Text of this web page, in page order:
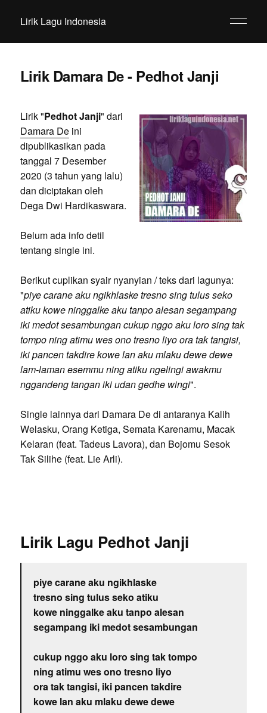
Lirik Lagu Indonesia
Lirik Damara De - Pedhot Janji
Lirik "Pedhot Janji" dari
Damara Deini
dipublikasikan pada
tanggal 7 Desember
2020 (3 tahun yang lalu)
dan diciptakan oleh
Dega Dwi Hardikaswara.
Belum ada info detil
tentang single ini.
Berikut cuplikan syair nyanyian / teks dari lagunya:
"piye carane aku ngikhlaske tresno sing tulus seko
atiku kowe ninggalke aku tanpo alesan segampang
iki medot sesambungan cukup nggo aku loro sing tak
tompo ning atimu wes ono tresno liyo ora tak tangisi,
iki pancen takdire kowe lan aku mlaku dewe dewe
lam-laman esemmu ning atiku ngelingi awakmu
nggandeng tangan iki udan gedhe wingi".
Single lainnya dari Damara De di antaranya Kalih
Welasku, Orang Ketiga, Semata Karenamu, Macak
Kelaran (feat. Tadeus Lavora), dan Bojomu Sesok
Tak Silihe (feat. Lie Arli).
Lirik Lagu Pedhot Janji
piye carane aku ngikhlaske
tresno sing tulus seko atiku
kowe ninggalke aku tanpo alesan
segampang iki medot sesambungan
cukup nggo aku loro sing tak tompo
ning atimu wes ono tresno liyo
ora tak tangisi, iki pancen takdire
kowe lan aku mlaku dewe dewe